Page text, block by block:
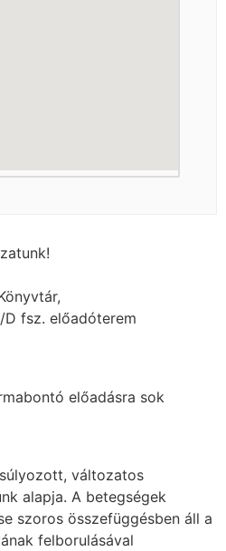
fsz. előadóterem
előadásra sok
változatos
alapja. A betegségek
szoros összefüggésben áll a
felborulásával